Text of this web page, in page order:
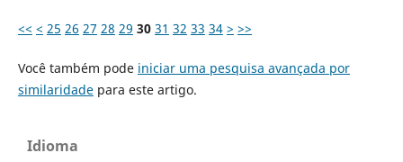
<< < 25 26 27 28 29 30 31 32 33 34 > >>
Você também pode iniciar uma pesquisa avançada por
similaridadepara este artigo.
Idioma